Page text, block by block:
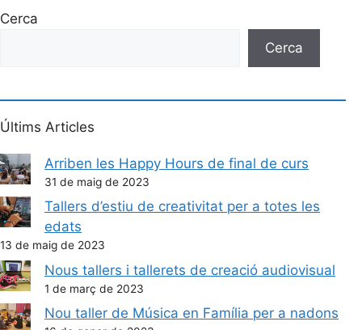
Cerca
Cerca
Últims Articles
Arriben les Happy Hours de final de curs
31 de maig de 2023
Tallers d’estiu de creativitat per a totes les
edats
13 de maig de 2023
Nous tallers i tallerets de creació audiovisual
1 de març de 2023
Nou taller de Música en Família per a nadons